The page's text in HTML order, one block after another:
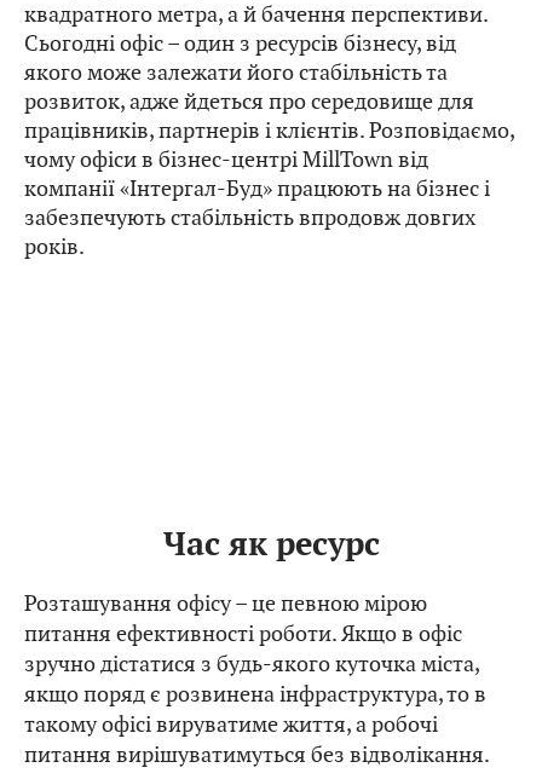
Вибір офісного приміщення – це не тільки ціна
квадратного метра, а й бачення перспективи.
Сьогодні офіс – один з ресурсів бізнесу, від
якого може залежати його стабільність та
розвиток, адже йдеться про середовище для
працівників, партнерів і клієнтів. Розповідаємо,
чому офіси в бізнес-центрі MillTown від
компанії «Інтергал-Буд» працюють на бізнес і
забезпечують стабільність впродовж довгих
Час як ресурс
Розташування офісу – це певною мірою
питання ефективності роботи. Якщо в офіс
зручно дістатися з будь-якого куточка міста,
якщо поряд є розвинена інфраструктура, то в
такому офісі вируватиме життя, а робочі